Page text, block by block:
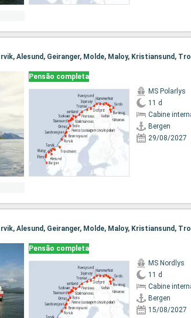
Pensão completa
MS Polarlys
11 d
Cabine
Bergen
29/08/2027
Pensão completa
MS Nordlys
11 d
Cabine
Bergen
15/08/2027